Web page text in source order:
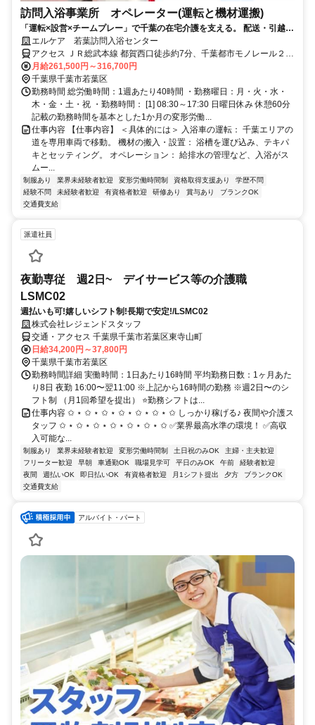
訪問入浴事業所 オペレーター(運転と機材運搬)
「運転×設営×チームプレー」で千葉の在宅介護を支える。 配送・引越し
経験が活きる、訪問入浴の“司令塔（オペレーター）”募集！ ★普通免許
1枚で、ロングライフグループの正社員へ。日曜固定休み。夜勤なし。
固定時間勤務。「運ぶだけ」の配送よりも、ずっと「ありがとう」が近
い。 3人1組のチームで、入浴車を運転し、お客様宅へ専用浴槽を運び・
組み立て・片付ける。これがあなたの ミッションです。
エルケア 若葉訪問入浴センター
アクセス ＪＲ総武本線 都賀西口徒歩約7分、千葉都市モノレール２号
線 都賀西口徒歩約7分、千葉都市モノレール２号線 みつわ台出入口1
徒歩約16分
月給261,500円～316,700円
千葉県千葉市若葉区
勤務時間 総労働時間：1週あたり40時間 ・勤務曜日：月・火・水・
木・金・土・祝 ・勤務時間： [1] 08:30～17:30 日曜日休み 休憩60分
記載の勤務時間を基本とした1か月の変形労働...
仕事内容 【仕事内容】 ＜具体的には＞ 入浴車の運転： 千葉エリアの
道を専用車両で移動。 機材の搬入・設置： 浴槽を運び込み、テキパ
キとセッティング。 オペレーション： 給排水の管理など、入浴がス
ムー...
制服あり 業界未経験者歓迎 変形労働時間制 資格取得支援あり
学歴不問
経験不問
未経験者歓迎 有資格者歓迎 研修あり 賞与あり
ブランクOK
交通費支給
派遣社員
夜勤専従 週2日~ デイサービス等の介護職
LSMC02
週払いも可!嬉しいシフト制!長期で安定!/LSMC02
株式会社レジェンドスタッフ
交通・アクセス 千葉県千葉市若葉区東寺山町
日給34,200円～37,800円
千葉県千葉市若葉区
勤務時間詳細 実働時間：1日あたり16時間 平均勤務日数：1ヶ月あた
り8日 夜勤 16:00〜翌11:00 ※上記から16時間の勤務 ※週2日〜のシ
フト制 （月1回希望を提出） ⭐勤務シフトは...
仕事内容 ✩ ⋆ ✩ ⋆ ✩ ⋆ ✩ ⋆ ✩ ⋆ ✩ ⋆ ✩ しっかり稼げる♪ 夜間や介護ス
タッフ ✩ ⋆ ✩ ⋆ ✩ ⋆ ✩ ⋆ ✩ ⋆ ✩ ⋆ ✩ ✅業界最高水準の環境！ ✅高収
入可能な...
制服あり 業界未経験者歓迎 変形労働時間制 土日祝のみOK
主婦・主夫歓迎
フリーター歓迎
早朝 車通勤OK 職場見学可 平日のみOK 午前
経験者歓迎
夜間
週払いOK 即日払いOK 有資格者歓迎 月1シフト提出 夕方
ブランクOK
交通費支給
アルバイト・パート